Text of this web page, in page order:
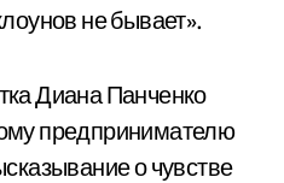
не бывает».
Диана Панченко
предпринимателю
о чувстве